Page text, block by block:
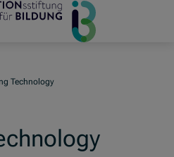
Technology